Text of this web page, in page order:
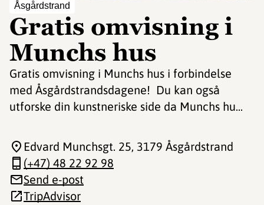
Åsgårdstrand
Gratis omvisning i
Munchs hus
Gratis omvisning i Munchs hus i forbindelse
med Åsgårdstrandsdagene! Du kan også
utforske din kunstneriske side da Munchs hu...
Edvard Munchsgt. 25, 3179 Åsgårdstrand
(+47) 48 22 92 98
Send e-post
TripAdvisor